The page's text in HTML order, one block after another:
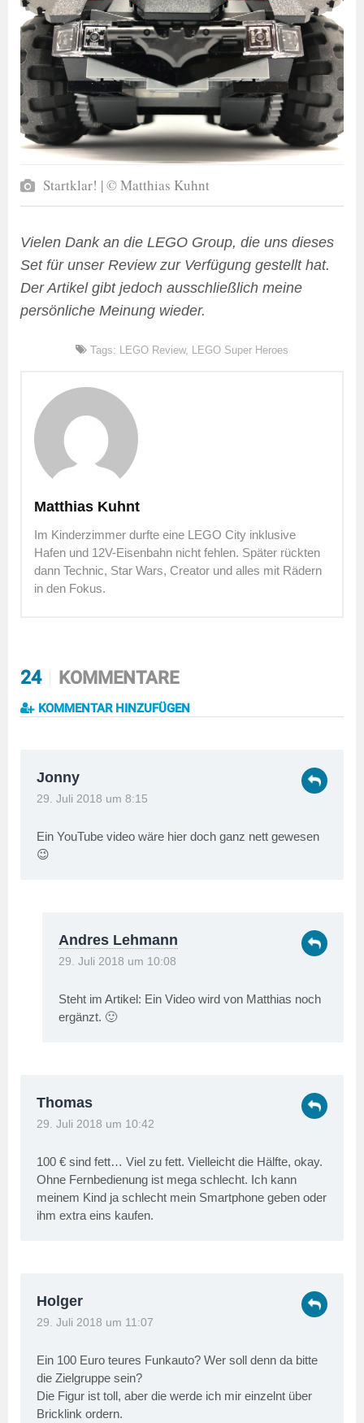
Startklar! | © Matthias Kuhnt
Vielen Dank an die LEGO Group, die uns dieses
Set für unser Review zur Verfügung gestellt hat.
Der Artikel gibt jedoch ausschließlich meine
persönliche Meinung wieder.
Tags: LEGO Review, LEGO Super Heroes
Matthias Kuhnt
Im Kinderzimmer durfte eine LEGO City inklusive
Hafen und 12V-Eisenbahn nicht fehlen. Später rückten
dann Technic, Star Wars, Creator und alles mit Rädern
in den Fokus.
24 KOMMENTARE
KOMMENTAR HINZUFÜGEN
Jonny
29. Juli 2018 um 8:15
Ein YouTube video wäre hier doch ganz nett gewesen
😉
Andres Lehmann
29. Juli 2018 um 10:08
Steht im Artikel: Ein Video wird von Matthias noch
ergänzt. 🙂
Thomas
29. Juli 2018 um 10:42
100 € sind fett… Viel zu fett. Vielleicht die Hälfte, okay.
Ohne Fernbedienung ist mega schlecht. Ich kann
meinem Kind ja schlecht mein Smartphone geben oder
ihm extra eins kaufen.
Holger
29. Juli 2018 um 11:07
Ein 100 Euro teures Funkauto? Wer soll denn da bitte
die Zielgruppe sein?
Die Figur ist toll, aber die werde ich mir einzelnt über
Bricklink ordern.